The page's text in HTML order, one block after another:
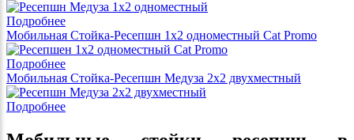
Подробнее
Мобильная Стойка-Ресепшн 1х2 одноместный Cat Promo
Подробнее
Мобильная Стойка-Ресепшн Медуза 2х2 двухместный
Подробнее